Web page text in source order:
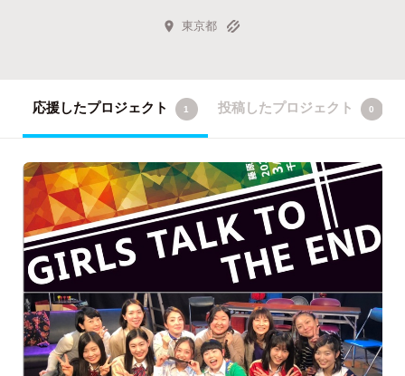
東京都
応援したプロジェクト 1 投稿したプロジェクト 0